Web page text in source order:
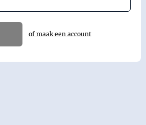
of maak een account